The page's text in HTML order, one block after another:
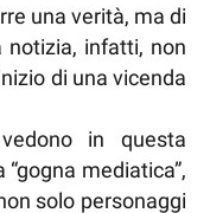
una verità, ma di
notizia, infatti, non
di una vicenda
in questa
mediatica”,
solo personaggi